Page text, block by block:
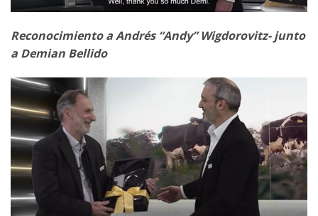
Reconocimiento a Andrés “Andy” Wigdorovitz- junto
a Demian Bellido